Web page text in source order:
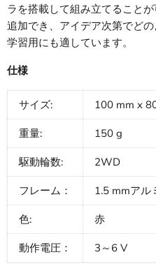
ラを搭載して組み立てること
追加でき、アイデア次第でど
学習用にも適しています。
仕様
サイズ: 100 mm x
重量: 150 g
駆動輪数: 2WD
フレーム： 1.5 mmアル
色: 赤
動作電圧： 3～6 V